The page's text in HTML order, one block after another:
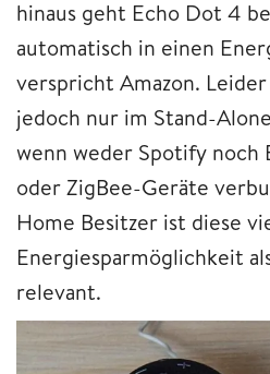
hinaus geht Echo Dot 4
automatisch in einen
verspricht Amazon.
jedoch nur im Stand-
wenn weder Spotify noch
oder ZigBee-Geräte
Home Besitzer ist diese
Energiesparmöglichkeit
relevant.